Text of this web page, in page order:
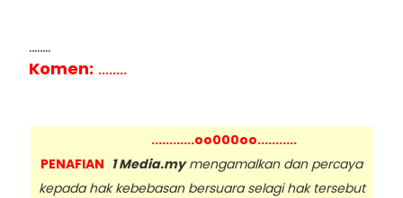
........
Komen: ........
............oo000oo...........
PENAFIAN 1 Media.mymengamalkan dan percaya
kepada hak kebebasan bersuara selagi hak tersebut